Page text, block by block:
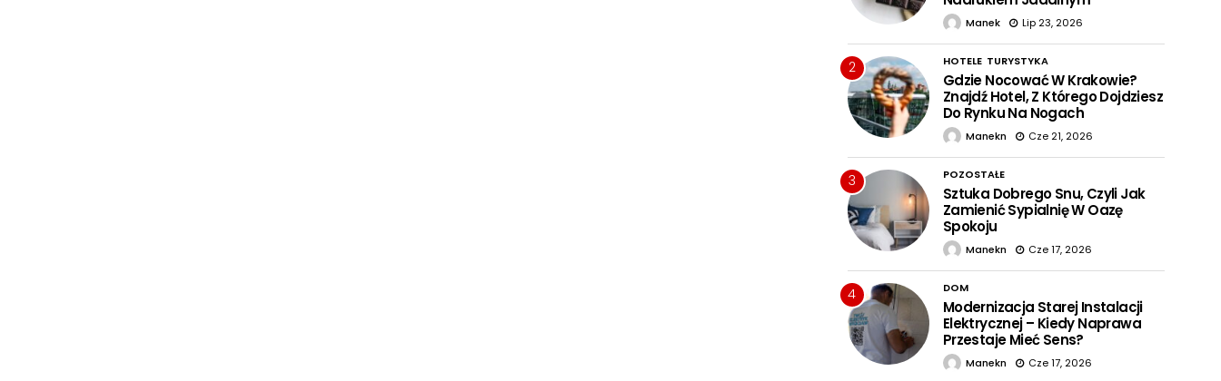
Manek Lip 23, 2026
2 HOTELE TURYSTYKA
Gdzie Nocować W Krakowie?
Znajdź Hotel, Z Którego Dojdziesz
Do Rynku Na Nogach
Manekn Cze 21, 2026
3 POZOSTAŁE
Sztuka Dobrego Snu, Czyli Jak
Zamienić Sypialnię W Oazę
Spokoju
Manekn Cze 17, 2026
4 DOM
Modernizacja Starej Instalacji
Elektrycznej – Kiedy Naprawa
Przestaje Mieć Sens?
Manekn Cze 17, 2026